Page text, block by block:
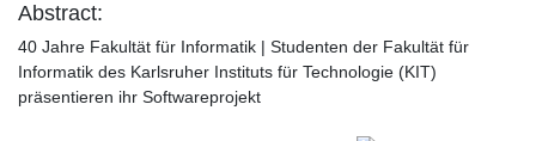
Abstract:
40 Jahre Fakultät für Informatik | Studenten der Fakultät für
Informatik des Karlsruher Instituts für Technologie (KIT)
präsentieren ihr Softwareprojekt